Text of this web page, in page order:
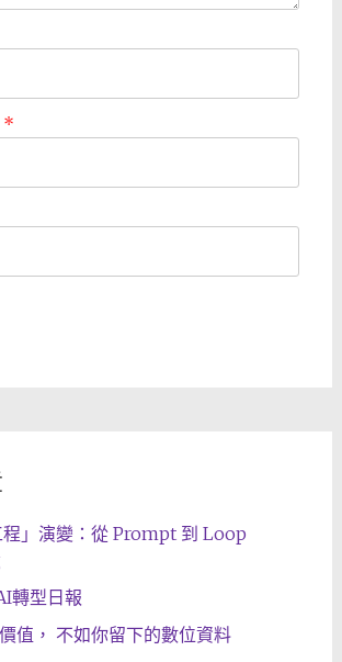
*
」演變：從 Prompt 到 Loop
轉型日報
值， 不如你留下的數位資料